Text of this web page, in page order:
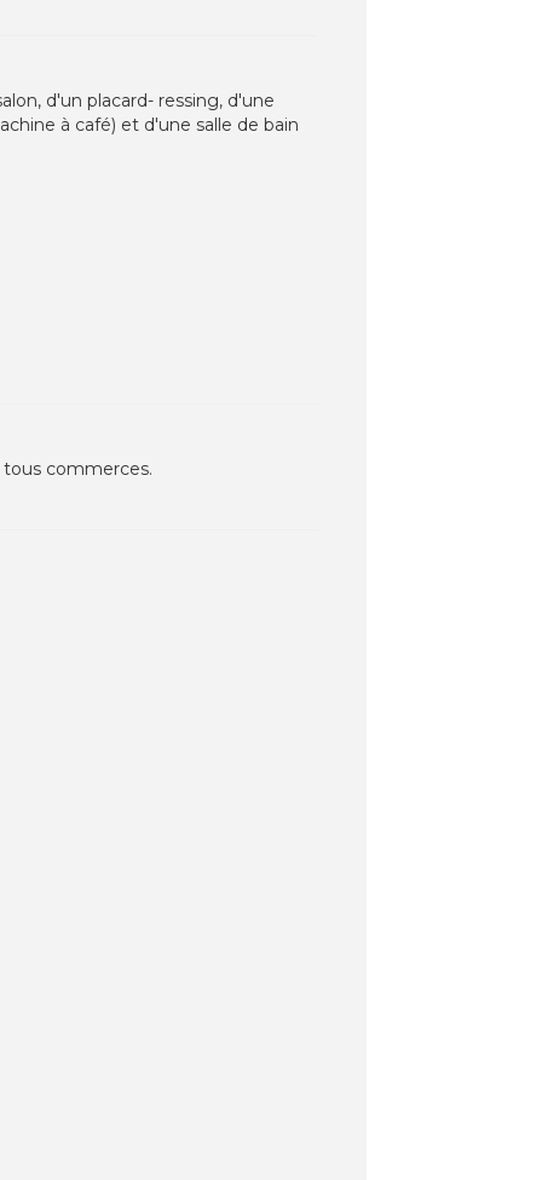
d'un placard- ressing, d'une
à café) et d'une salle de bain
tous commerces.